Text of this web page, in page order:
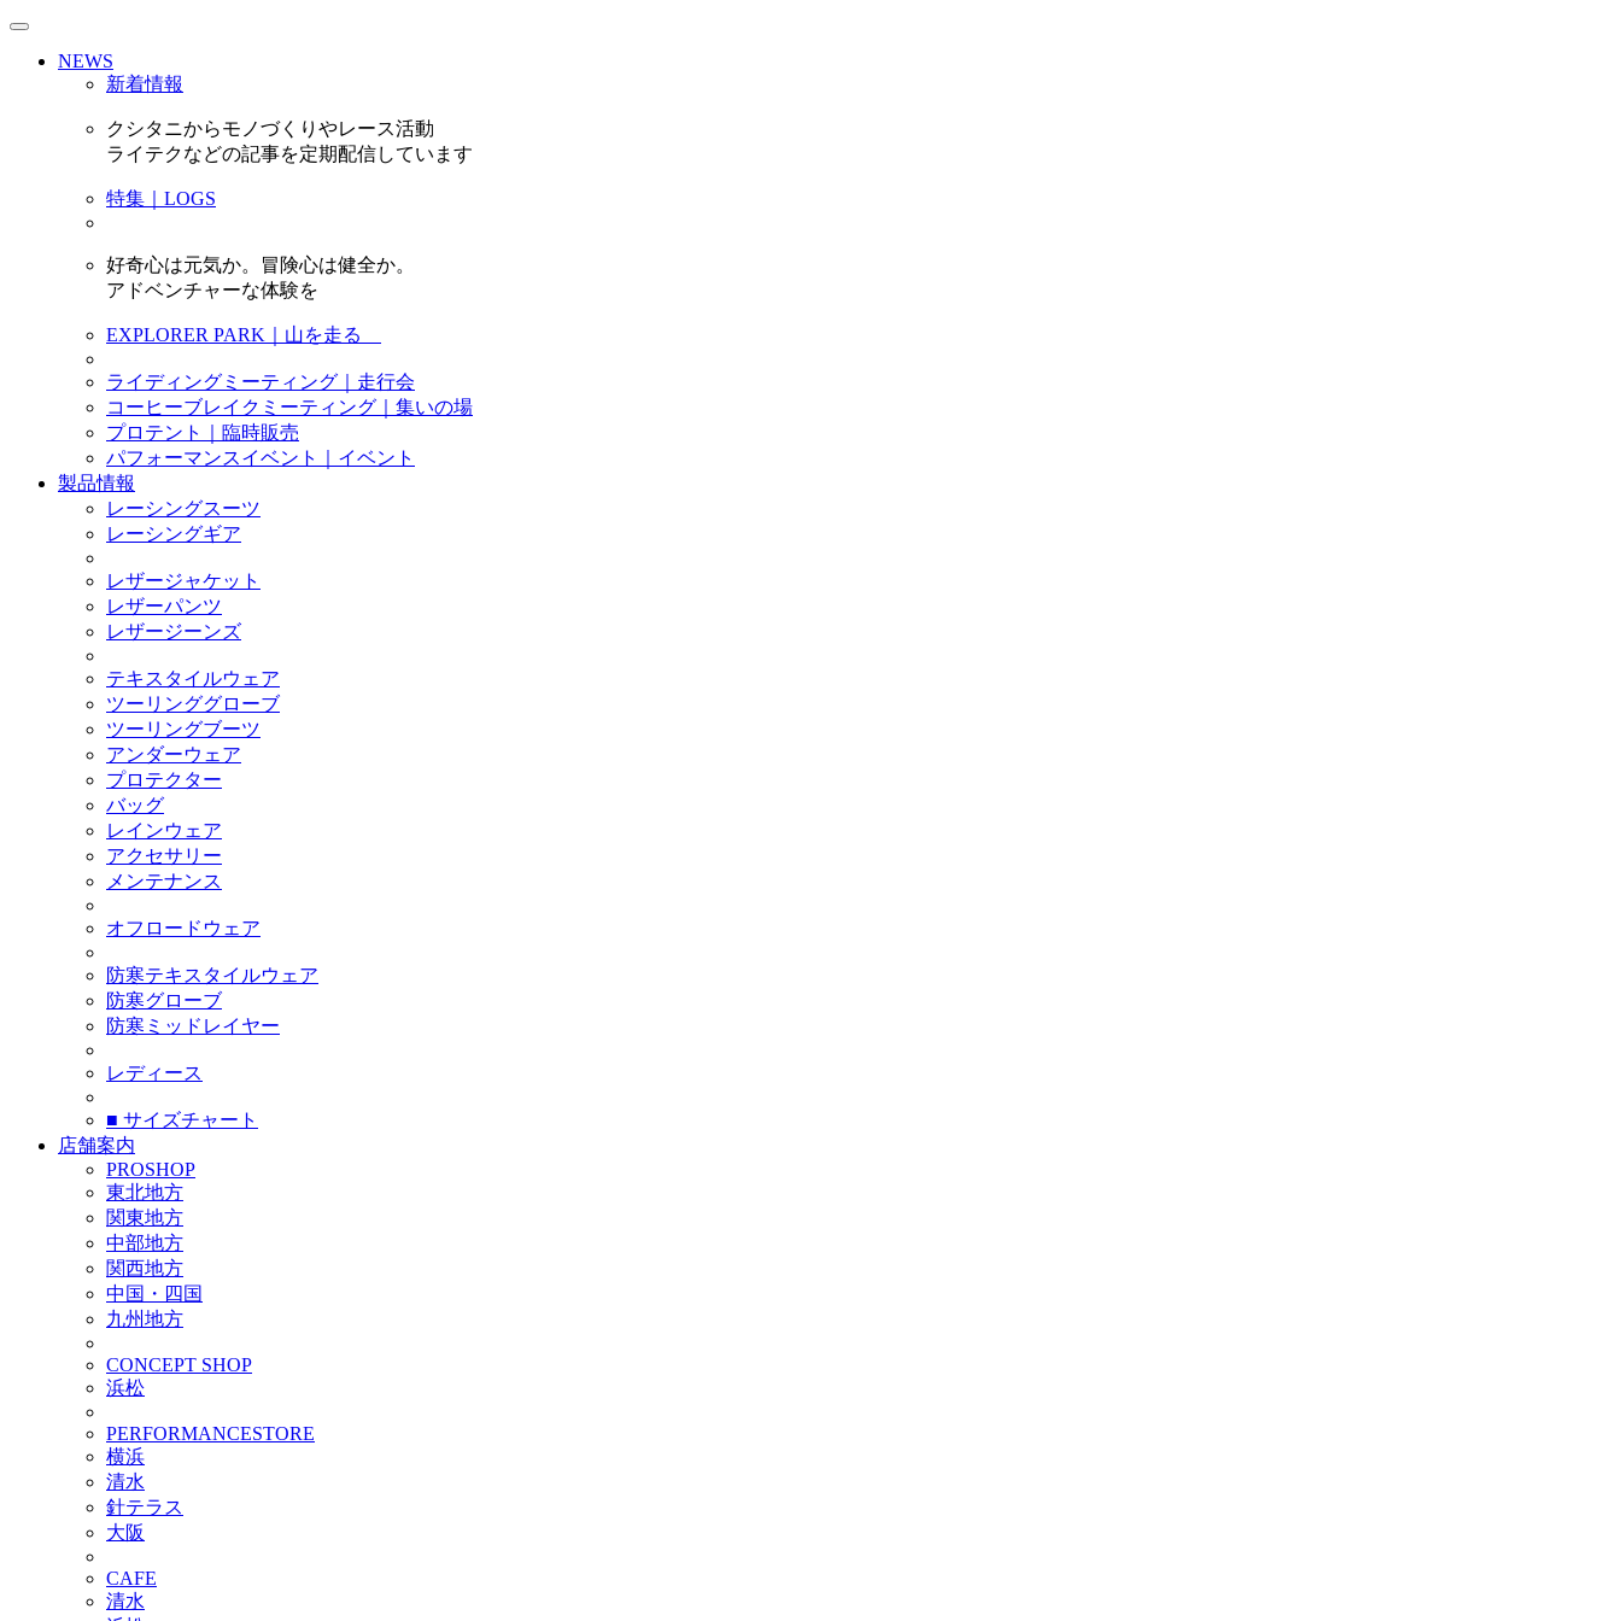
NEWS
新着情報
クシタニからモノづくりやレース活動
ライテクなどの記事を定期配信しています
特集｜LOGS
好奇心は元気か。冒険心は健全か。
アドベンチャーな体験を
EXPLORER PARK｜山を走る
ライディングミーティング｜走行会
コーヒーブレイクミーティング｜集いの場
プロテント｜臨時販売
パフォーマンスイベント｜イベント
製品情報
レーシングスーツ
レーシングギア
レザージャケット
レザーパンツ
レザージーンズ
テキスタイルウェア
ツーリンググローブ
ツーリングブーツ
アンダーウェア
プロテクター
バッグ
レインウェア
アクセサリー
メンテナンス
オフロードウェア
防寒テキスタイルウェア
防寒グローブ
防寒ミッドレイヤー
レディース
■ サイズチャート
店舗案内
PROSHOP
東北地方
関東地方
中部地方
関西地方
中国・四国
九州地方
CONCEPT SHOP
浜松
PERFORMANCESTORE
横浜
清水
針テラス
大阪
CAFE
清水